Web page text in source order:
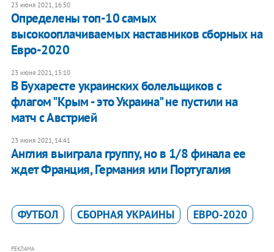
23 июня 2021, 16:50
Определены топ-10 самых
высокооплачиваемых наставников сборных на
Евро-2020
23 июня 2021, 15:10
В Бухаресте украинских болельщиков с
флагом "Крым - это Украина" не пустили на
матч с Австрией
23 июня 2021, 14:41
Англия выиграла группу, но в 1/8 финала ее
ждет Франция, Германия или Португалия
ФУТБОЛ СБОРНАЯ УКРАИНЫ ЕВРО-2020
РЕКЛАМА